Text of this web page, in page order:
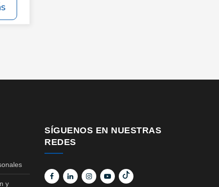
y
SÍGUENOS EN NUESTRAS
REDES